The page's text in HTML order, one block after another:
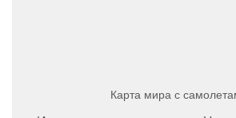
Карта мира с